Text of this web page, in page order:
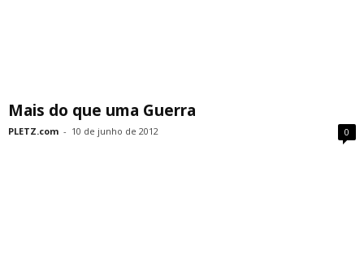
Mais do que uma Guerra
PLETZ.com - 10 de junho de 2012 0